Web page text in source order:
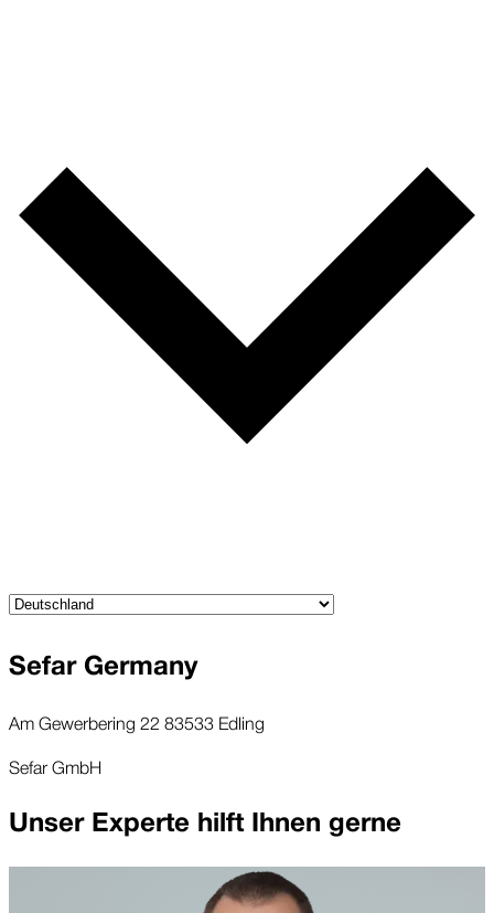
Sefar Germany
Am Gewerbering 22 83533 Edling
Sefar GmbH
Unser Experte hilft Ihnen gerne